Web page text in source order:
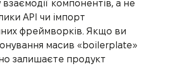
взаємодії компонентів, а не
API чи імпорт
фреймворків. Якщо ви
масив «boilerplate»
залишаєте продукт